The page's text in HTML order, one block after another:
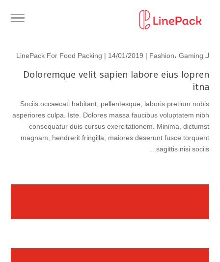
لـ LinePack For Food Packing | 14/01/2019 | Fashion، Gaming
Doloremque velit sapien labore eius lopren
itna
Sociis occaecati habitant, pellentesque, laboris pretium nobis
asperiores culpa. Iste. Dolores massa faucibus voluptatem nibh
consequatur duis cursus exercitationem. Minima, dictumst
magnam, hendrerit fringilla, maiores deserunt fusce torquent
sagittis nisi sociis...